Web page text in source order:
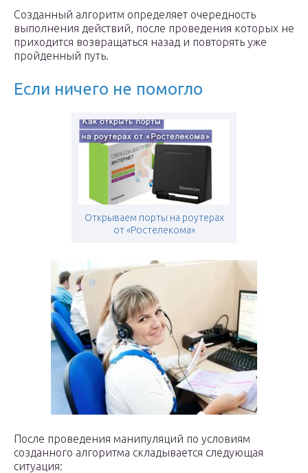
Созданный алгоритм определяет очередность
выполнения действий, после проведения которых не
приходится возвращаться назад и повторять уже
пройденный путь.
Если ничего не помогло
Открываем порты на роутерах
от «Ростелекома»
После проведения манипуляций по условиям
созданного алгоритма складывается следующая
ситуация: